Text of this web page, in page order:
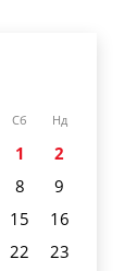
Сб Нд
1
2
8
9
15
16
22
23